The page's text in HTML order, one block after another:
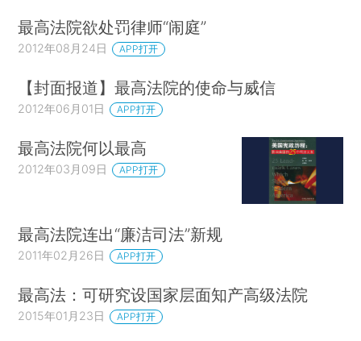
最高法院欲处罚律师“闹庭”
2012年08月24日 APP打开
【封面报道】最高法院的使命与威信
2012年06月01日 APP打开
最高法院何以最高
2012年03月09日 APP打开
最高法院连出“廉洁司法”新规
2011年02月26日 APP打开
最高法：可研究设国家层面知产高级法院
2015年01月23日 APP打开